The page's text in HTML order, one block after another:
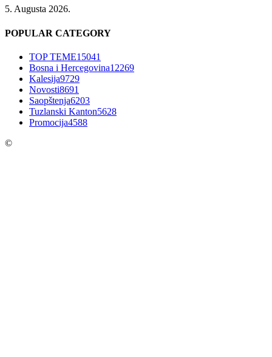
5. Augusta 2026.
POPULAR CATEGORY
TOP TEME15041
Bosna i Hercegovina12269
Kalesija9729
Novosti8691
Saopštenja6203
Tuzlanski Kanton5628
Promocija4588
©